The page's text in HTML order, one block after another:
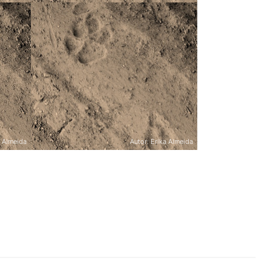
do
Eventos
Jornadas Europeias do
Património: Partilhar
Memórias
Castro Daire, 28-30 setembro
2018
Autor: Erika Almeida